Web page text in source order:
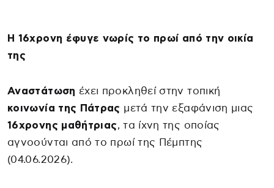
Η 16χρονη έφυγε νωρίς το πρωί από την οικία
της
Αναστάτωση έχει προκληθεί στην τοπική
κοινωνία της Πάτρας μετά την εξαφάνιση μιας
16χρονης μαθήτριας, τα ίχνη της οποίας
αγνοούνται από το πρωί της Πέμπτης
(04.06.2026).